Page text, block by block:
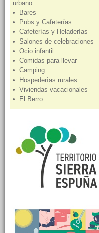
urbano
• Bares
• Pubs y Cafeterías
• Cafeterías y Heladerías
• Salones de celebraciones
• Ocio infantil
• Comidas para llevar
• Camping
• Hospederías rurales
• Viviendas vacacionales
• El Berro